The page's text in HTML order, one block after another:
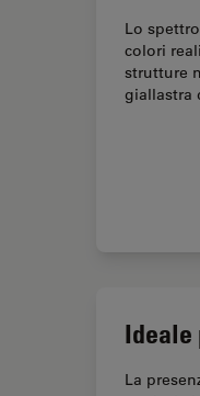
Lo
colori
strutture
giallastra
Ideale
La